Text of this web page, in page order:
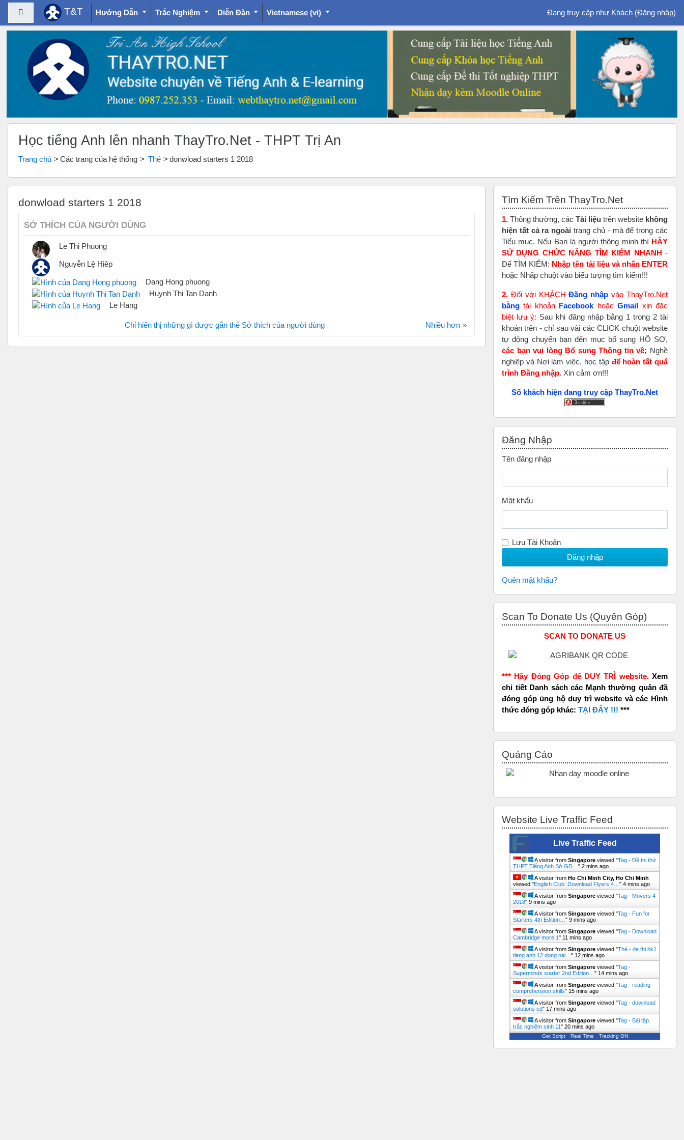
Chuyển tới nội dung chính
Bảng điều khiển cạnh
T&T Hướng Dẫn Trắc Nghiệm Diễn Đàn Vietnamese ‎(vi)‎ Đang truy cập như Khách (Đăng nhập)
Học tiếng Anh lên nhanh ThayTro.Net - THPT Trị An
Trang chủ Các trang của hệ thống Thẻ donwload starters 1 2018
donwload starters 1 2018
SỞ THÍCH CỦA NGƯỜI DÙNG
Le Thi Phuong
Nguyễn Lệ Hiêp
Dang Hong phuong
Huynh Thi Tan Danh
Le Hang
Nhiều hơn
Chỉ hiển thị những gì được gắn thẻ Sở thích của người dùng
Tìm Kiếm Trên ThayTro.Net
1. Thông thường, các Tài liệu trên website không
hiện tất cả ra ngoài trang chủ - mà để trong các
Tiểu mục. Nếu Bạn là người thông minh thì HÃY
SỬ DỤNG CHỨC NĂNG TÌM KIẾM NHANH -
Để TÌM KIẾM: Nhập tên tài liệu và nhấn ENTER
hoặc Nhấp chuột vào biểu tượng tìm kiếm!!!
2. Đối với KHÁCHĐăng nhập vào ThayTro.Net
bằng tài khoản Facebook hoặcGmail xin đặc
biệt lưu ý: Sau khi đăng nhập bằng 1 trong 2 tài
khoản trên - chỉ sau vài các CLICK chuột website
tự động chuyển bạn đến mục bổ sung HỒ SƠ,
các bạn vui lòng Bổ sung Thông tin về; Nghề
nghiệp và Nơi làm việc, học tập để hoàn tấtquá
trình Đăng nhập. Xin cảm ơn!!!
Số khách hiện đang truy cập ThayTro.Net
Đăng Nhập
Tên đăng nhập
Mật khẩu
Lưu Tài Khoản
Quên mật khẩu?
Scan To Donate Us (Quyên Góp)
SCAN TO DONATE US
*** Hãy Đóng Góp để DUY TRÌ website. Xem
chi tiết Danh sách các Mạnh thường quân đã
đóng góp ủng hộ duy trì website và các Hình
thức đóng góp khác: TẠI ĐÂY !!! ***
Quảng Cáo
Website Live Traffic Feed
Live Traffic Feed
A visitor from Singapore viewed "Tag - Đề thi thử
THPT Tiếng Anh Sở GD… " 2 mins ago
A visitor from Ho Chi Minh City, Ho Chi Minh
viewed "English Club: Download Flyers 4… " 4 mins ago
A visitor from Singapore viewed "Tag - Movers 4
2018" 9 mins ago
A visitor from Singapore viewed "Tag - Fun for
Starters 4th Edition… " 9 mins ago
A visitor from Singapore viewed "Tag - Download
Cambridge more 1" 11 mins ago
A visitor from Singapore viewed "Thẻ - de thi hk1
tieng anh 12 dong nai… " 12 mins ago
A visitor from Singapore viewed "Tag -
Superminds starter 2nd Edition… " 14 mins ago
A visitor from Singapore viewed "Tag - reading
comprehension skills" 15 mins ago
A visitor from Singapore viewed "Tag - download
solutions cd" 17 mins ago
A visitor from Singapore viewed "Tag - Bài tập
trắc nghiệm sinh 11" 20 mins ago
Get Script Real Time Tracking ON